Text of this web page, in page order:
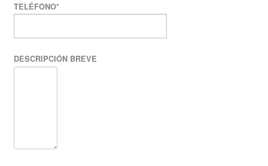
TELÉFONO*
DESCRIPCIÓN BREVE